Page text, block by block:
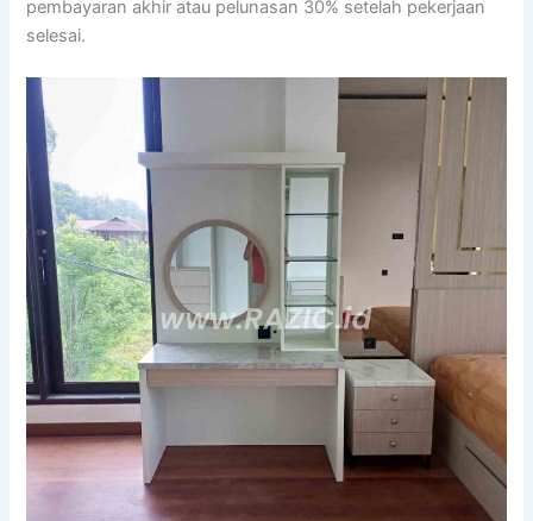
pembayaran akhir atau pelunasan 30% setelah pekerjaan
selesai.